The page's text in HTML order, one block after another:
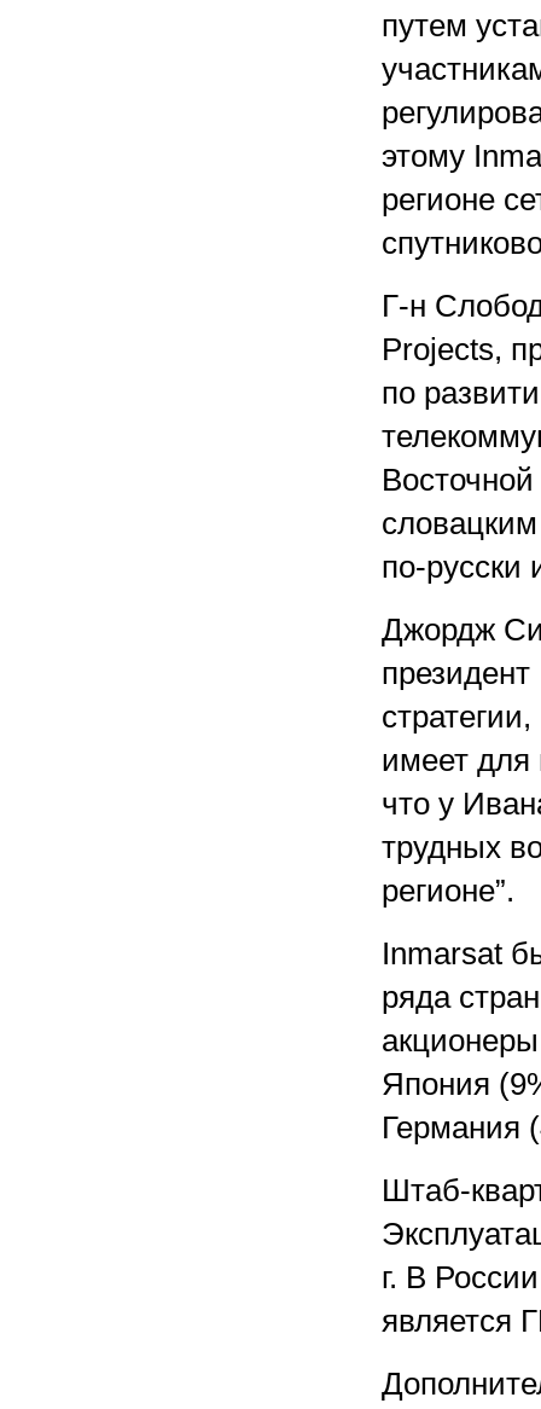
путем
этому
регионе
Г-н
Projects,
по
по-русски
Джордж
имеет для
что у
трудных
регионе”.
Inmarsat
ряда
Япония
Германия
Штаб-
г. В
является